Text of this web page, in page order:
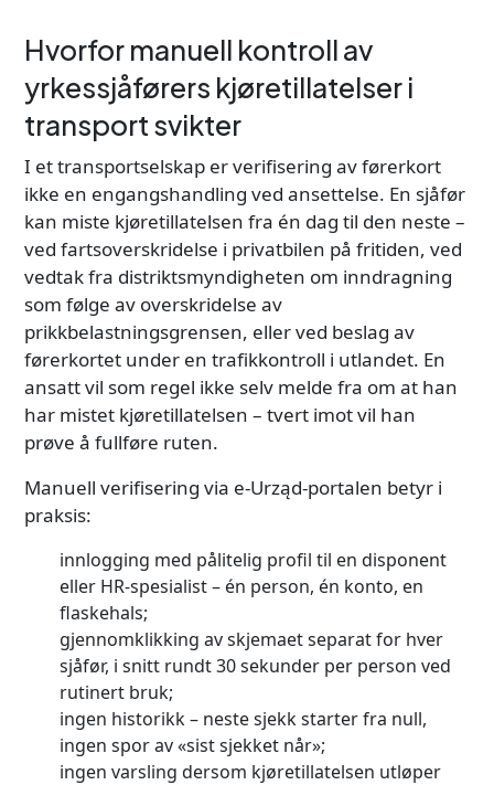
Hvorfor manuell kontroll av
yrkessjåførers kjøretillatelser i
transport svikter
I et transportselskap er verifisering av førerkort
ikke en engangshandling ved ansettelse. En sjåfør
kan miste kjøretillatelsen fra én dag til den neste –
ved fartsoverskridelse i privatbilen på fritiden, ved
vedtak fra distriktsmyndigheten om inndragning
som følge av overskridelse av
prikkbelastningsgrensen, eller ved beslag av
førerkortet under en trafikkontroll i utlandet. En
ansatt vil som regel ikke selv melde fra om at han
har mistet kjøretillatelsen – tvert imot vil han
prøve å fullføre ruten.
Manuell verifisering via e-Urząd-portalen betyr i
praksis:
innlogging med pålitelig profil til en disponent
eller HR-spesialist – én person, én konto, en
flaskehals;
gjennomklikking av skjemaet separat for hver
sjåfør, i snitt rundt 30 sekunder per person ved
rutinert bruk;
ingen historikk – neste sjekk starter fra null,
ingen spor av «sist sjekket når»;
ingen varsling dersom kjøretillatelsen utløper